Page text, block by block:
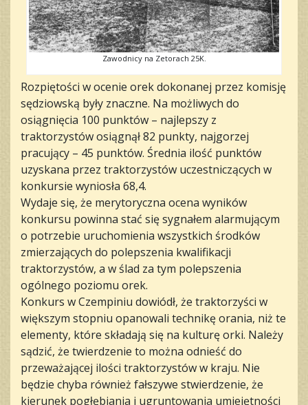
Zawodnicy na Zetorach 25K.
Rozpiętości w ocenie orek dokonanej przez komisję
sędziowską były znaczne. Na możliwych do
osiągnięcia 100 punktów – najlepszy z
traktorzystów osiągnął 82 punkty, najgorzej
pracujący – 45 punktów. Średnia ilość punktów
uzyskana przez traktorzystów uczestniczących w
konkursie wyniosła 68,4.
Wydaje się, że merytoryczna ocena wyników
konkursu powinna stać się sygnałem alarmującym
o potrzebie uruchomienia wszystkich środków
zmierzających do polepszenia kwalifikacji
traktorzystów, a w ślad za tym polepszenia
ogólnego poziomu orek.
Konkurs w Czempiniu dowiódł, że traktorzyści w
większym stopniu opanowali technikę orania, niż te
elementy, które składają się na kulturę orki. Należy
sądzić, że twierdzenie to można odnieść do
przeważającej ilości traktorzystów w kraju. Nie
będzie chyba również fałszywe stwierdzenie, że
kierunek pogłębiania i ugruntowania umiejętności